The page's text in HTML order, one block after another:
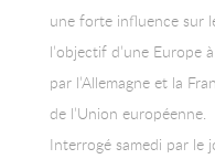
une forte influence sur
l’objectif d’une Europe
par l’Allemagne et la
de l’Union européenne.
Interrogé samedi par le